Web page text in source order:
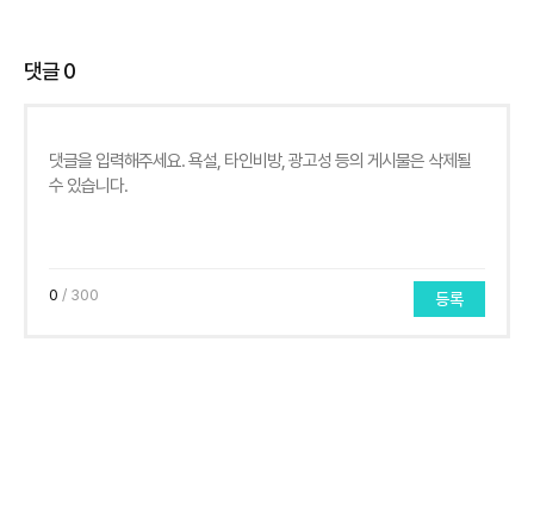
댓글0
0 / 300 등록